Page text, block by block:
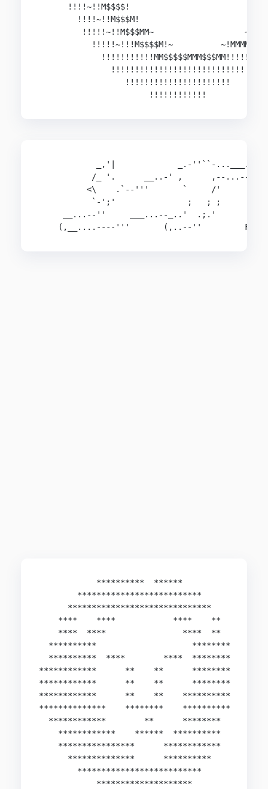
!!!!~!!M$$$$!
!!!!~!!M$$$M!
!!!!!~!!M$$$MM~
           !!!!!~!!!M$$$$M!~          ~!MMMM!!!!
             !!!!!!!!!!!MM$$$$$MMM$$$MM!!!!!!!
               !!!!!!!!!!!!!!!!!!!!!!!!!!!!
                  !!!!!!!!!!!!!!!!!!!!!!
_,'|             _.-''``-...___..--
           /_ '.      __..-' ,      ,--...--'''
          <\    .`--'''       `     /'
           `-';'               ;   ; ;
     __...--''     ___...--_..'  .;.'
            **********  ******
        **************************
      ******************************
    ****    ****            ****    **
    ****  ****                ****  **
  **********                    ********
  **********  ****        ****  ********
************      **    **      ********
************      **    **      ********
************      **    **    **********
**************    ********    **********
  ************        **      ********
    ************    ******  **********
    ****************      ************
      **************      **********
        **************************
            ********************